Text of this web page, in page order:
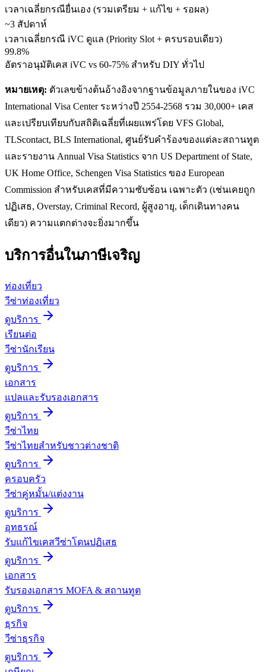
เวลาเฉลี่ยกรณียื่นเอง (รวมเตรียม + แก้ไข + รอผล)
~3 สัปดาห์
เวลาเฉลี่ยกรณี iVC ดูแล (Priority Slot + ครบรอบเดียว)
99.8%
อัตราอนุมัติเคส iVC vs 60-75% สำหรับ DIY ทั่วไป
หมายเหตุ: ตัวเลขข้างต้นอ้างอิงจากฐานข้อมูลภายในของ iVC
International Visa Center ระหว่างปี 2554-2568 รวม 30,000+ เคส
และเปรียบเทียบกับสถิติเฉลี่ยที่เผยแพร่โดย VFS Global,
TLScontact, BLS International, ศูนย์รับคำร้องของแต่ละสถานทูต
และรายงาน Annual Visa Statistics จาก US Department of State,
UK Home Office, Schengen Visa Statistics ของ European
Commission สำหรับเคสที่มีความซับซ้อน เฉพาะตัว (เช่นเคยถูก
ปฏิเสธ, Overstay, Criminal Record, ผู้สูงอายุ, เด็กเดินทางคน
เดียว) ความแตกต่างจะยิ่งมากขึ้น
บริการอื่นในภาษีเจริญ
ท่องเที่ยว
วีซ่าท่องเที่ยว
ดูบริการ
เรียนต่อ
วีซ่านักเรียน
ดูบริการ
เอกสาร
แปลและรับรองเอกสาร
ดูบริการ
วีซ่าไทย
วีซ่าไทยสำหรับชาวต่างชาติ
ดูบริการ
ครอบครัว
วีซ่าคู่หมั้น/แต่งงาน
ดูบริการ
อุทธรณ์
รับแก้ไขเคสวีซ่าโดนปฏิเสธ
ดูบริการ
เอกสาร
รับรองเอกสาร MOFA & สถานทูต
ดูบริการ
ธุรกิจ
วีซ่าธุรกิจ
ดูบริการ